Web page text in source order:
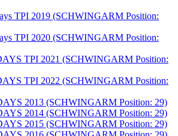
TPI 2019 (SCHWINGARM Position:
TPI 2020 (SCHWINGARM Position:
TPI 2021 (SCHWINGARM Position:
TPI 2022 (SCHWINGARM Position:
2013 (SCHWINGARM Position: 29)
2014 (SCHWINGARM Position: 29)
2015 (SCHWINGARM Position: 29)